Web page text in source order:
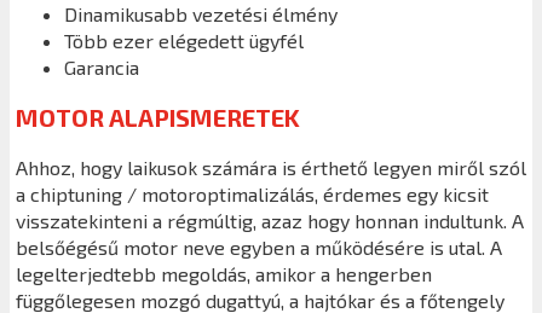
Dinamikusabb vezetési élmény
Több ezer elégedett ügyfél
Garancia
MOTOR ALAPISMERETEK
Ahhoz, hogy laikusok számára is érthető legyen miről szól
a chiptuning / motoroptimalizálás, érdemes egy kicsit
visszatekinteni a régmúltig, azaz hogy honnan indultunk. A
belsőégésű motor neve egyben a működésére is utal. A
legelterjedtebb megoldás, amikor a hengerben
függőlegesen mozgó dugattyú, a hajtókar és a főtengely